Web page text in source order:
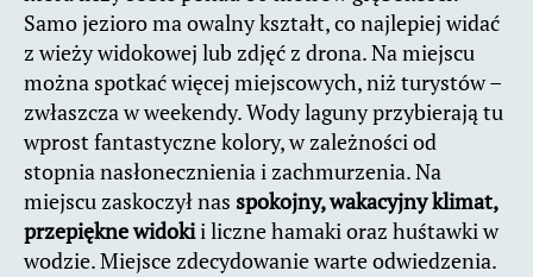
Samo jezioro ma owalny kształt, co najlepiej widać
z wieży widokowej lub zdjęć z drona. Na miejscu
można spotkać więcej miejscowych, niż turystów –
zwłaszcza w weekendy. Wody laguny przybierają tu
wprost fantastyczne kolory, w zależności od
stopnia nasłonecznienia i zachmurzenia. Na
miejscu zaskoczył nas spokojny, wakacyjny klimat,
przepiękne widokii liczne hamaki oraz huśtawki w
wodzie. Miejsce zdecydowanie warte odwiedzenia.